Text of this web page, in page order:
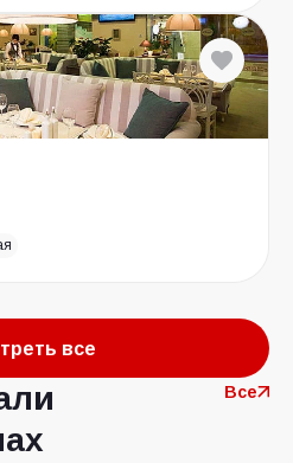
все
Все